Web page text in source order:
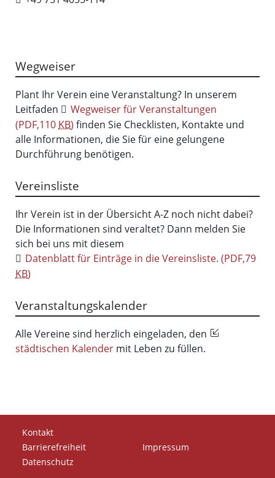
Wegweiser
Plant Ihr Verein eine Veranstaltung? In unserem
Leitfaden
Wegweiser für Veranstaltungen
(PDF,110 KB) finden Sie Checklisten, Kontakte und
alle Informationen, die Sie für eine gelungene
Durchführung benötigen.
Vereinsliste
Ihr Verein ist in der Übersicht A-Z noch nicht dabei?
Die Informationen sind veraltet? Dann melden Sie
sich bei uns mit diesem
Datenblatt für Einträge in die Vereinsliste. (PDF,79
KB)
Veranstaltungskalender
Alle Vereine sind herzlich eingeladen, den
städtischen Kalender mit Leben zu füllen.
Kontakt
Barrierefreiheit
Impressum
Datenschutz